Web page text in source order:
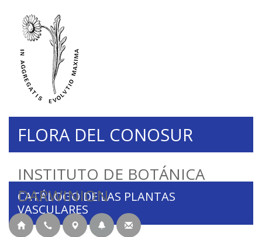
INSTITUTO DE BOTÁNICA
DARWINION
FLORA DEL CONOSUR
CATÁLOGO DE LAS PLANTAS
VASCULARES